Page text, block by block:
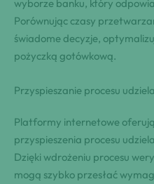
wyborze banku, który
Porównując czasy
świadome decyzje,
pożyczką gotówkową.
Przyspieszanie procesu
Platformy internetowe
przyspieszenia procesu
Dzięki wdrożeniu procesu
mogą szybko przesłać